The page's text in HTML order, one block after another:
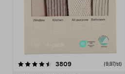
3809recensioner (9,97/st)
4.0av 5 stjärnor